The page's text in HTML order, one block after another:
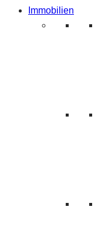
Immobilien